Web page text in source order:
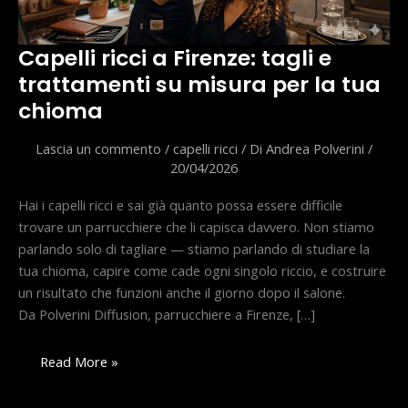
Capelli ricci a Firenze: tagli e
trattamenti su misura per la tua
chioma
Lascia un commento / capelli ricci / Di Andrea Polverini /
20/04/2026
Hai i capelli ricci e sai già quanto possa essere difficile
trovare un parrucchiere che li capisca davvero. Non stiamo
parlando solo di tagliare — stiamo parlando di studiare la
tua chioma, capire come cade ogni singolo riccio, e costruire
un risultato che funzioni anche il giorno dopo il salone.
Da Polverini Diffusion, parrucchiere a Firenze, […]
Capelli
Read More »